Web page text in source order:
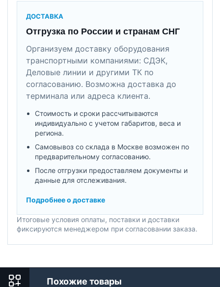
ДОСТАВКА
Отгрузка по России и странам СНГ
Организуем доставку оборудования
транспортными компаниями: СДЭК,
Деловые линии и другими ТК по
согласованию. Возможна доставка до
терминала или адреса клиента.
Стоимость и сроки рассчитываются
индивидуально с учетом габаритов, веса и
региона.
Самовывоз со склада в Москве возможен по
предварительному согласованию.
После отгрузки предоставляем документы и
данные для отслеживания.
Подробнее о доставке
Итоговые условия оплаты, поставки и доставки
фиксируются менеджером при согласовании заказа.
Похожие товары